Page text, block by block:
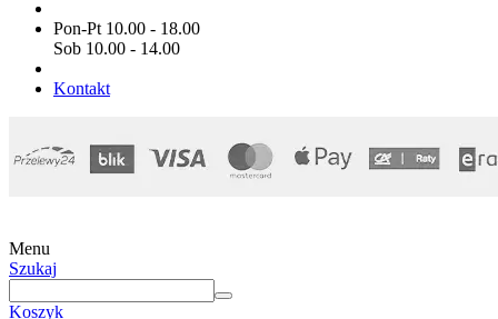
Pon-Pt 10.00 - 18.00
Sob 10.00 - 14.00
Kontakt
Menu
Szukaj
Koszyk